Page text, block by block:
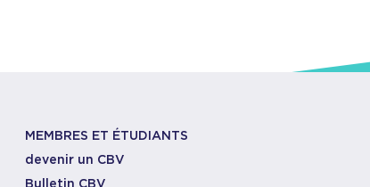
MEMBRES ET ÉTUDIANTS
devenir un CBV
Bulletin CBV